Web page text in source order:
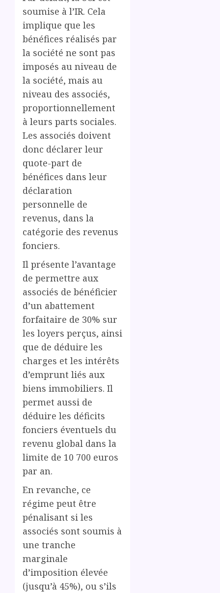
soumise à l’IR. Cela
implique que les
bénéfices réalisés par
la société ne sont pas
imposés au niveau de
la société, mais au
niveau des associés,
proportionnellement
à leurs parts sociales.
Les associés doivent
donc déclarer leur
quote-part de
bénéfices dans leur
déclaration
personnelle de
revenus, dans la
catégorie des revenus
fonciers.
Il présente l’avantage
de permettre aux
associés de bénéficier
d’un abattement
forfaitaire de 30% sur
les loyers perçus, ainsi
que de déduire les
charges et les intérêts
d’emprunt liés aux
biens immobiliers. Il
permet aussi de
déduire les déficits
fonciers éventuels du
revenu global dans la
limite de 10 700 euros
par an.
En revanche, ce
régime peut être
pénalisant si les
associés sont soumis à
une tranche
marginale
d’imposition élevée
(jusqu’à 45%), ou s’ils